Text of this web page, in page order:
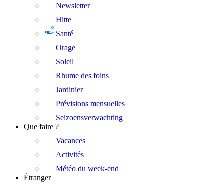
Newsletter
Hitte
Santé
Orage
Soleil
Rhume des foins
Jardinier
Prévisions mensuelles
Seizoensverwachting
Que faire ?
Vacances
Activités
Météo du week-end
Étranger